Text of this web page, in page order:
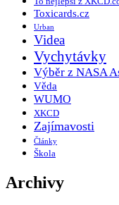
Toxicards.cz
Urban
Videa
Vychytávky
Výběr z NASA
Věda
WUMO
XKCD
Zajímavosti
Články
Škola
Archivy